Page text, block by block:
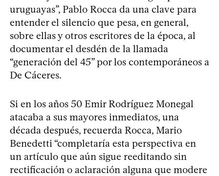
uruguayas”, Pablo Rocca da una clave para
entender el silencio que pesa, en general,
sobre ellas y otros escritores de la época, al
documentar el desdén de la llamada
“generación del 45” por los contemporáneos a
De Cáceres.
Si en los años 50 Emir Rodríguez Monegal
atacaba a sus mayores inmediatos, una
década después, recuerda Rocca, Mario
Benedetti “completaría esta perspectiva en
un artículo que aún sigue reeditando sin
rectificación o aclaración alguna que modere